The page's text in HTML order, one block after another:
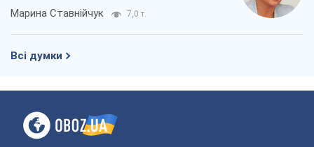
Марина Ставнійчук 7,0 т.
Всі думки